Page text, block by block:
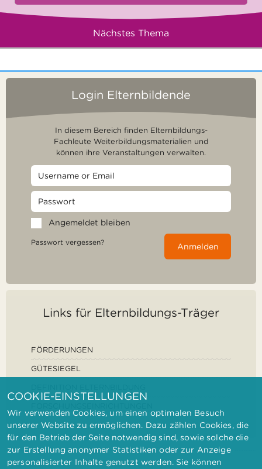
Nächstes Thema
Login Elternbildende
In diesem Bereich finden Elternbildungs-
Fachleute Weiterbildungsmaterialien und
können ihre Veranstaltungen verwalten.
Angemeldet bleiben
Passwort vergessen? Anmelden
Links für Elternbildungs-Träger
FÖRDERUNGEN
GÜTESIEGEL
COOKIE-EINSTELLUNGEN
Wir verwenden Cookies, um einen optimalen Besuch
unserer Website zu ermöglichen. Dazu zählen Cookies, die
für den Betrieb der Seite notwendig sind, sowie solche die
zur Erstellung anonymer Statistiken oder zur Anzeige
personalisierter Inhalte genutzt werden. Sie können